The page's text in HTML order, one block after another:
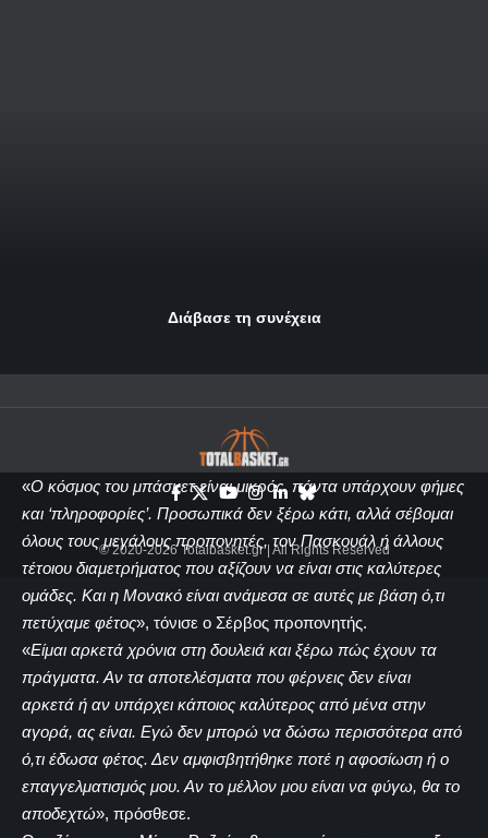
«Ο κόσμος του μπάσκετ είναι μικρός, πάντα υπάρχουν φήμες
και ‘πληροφορίες’. Προσωπικά δεν ξέρω κάτι, αλλά σέβομαι
όλους τους μεγάλους προπονητές, τον Πασκουάλ ή άλλους
τέτοιου διαμετρήματος που αξίζουν να είναι στις καλύτερες
ομάδες. Και η Μονακό είναι ανάμεσα σε αυτές με βάση ό,τι
πετύχαμε φέτος», τόνισε ο Σέρβος προπονητής.
«Είμαι αρκετά χρόνια στη δουλειά και ξέρω πώς έχουν τα
πράγματα. Αν τα αποτελέσματα που φέρνεις δεν είναι
αρκετά ή αν υπάρχει κάποιος καλύτερος από μένα στην
αγορά, ας είναι. Εγώ δεν μπορώ να δώσω περισσότερα από
ό,τι έδωσα φέτος. Δεν αμφισβητήθηκε ποτέ η αφοσίωση ή ο
επαγγελματισμός μου. Αν το μέλλον μου είναι να φύγω, θα το
αποδεχτώ», πρόσθεσε.
Διάβασε τη συνέχεια
© 2020-2026 Totalbasket.gr | All Rights Reserved